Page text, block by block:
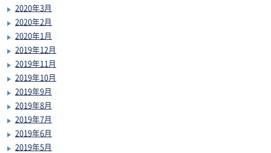
2020年3月
2020年2月
2020年1月
2019年12月
2019年11月
2019年10月
2019年9月
2019年8月
2019年7月
2019年6月
2019年5月